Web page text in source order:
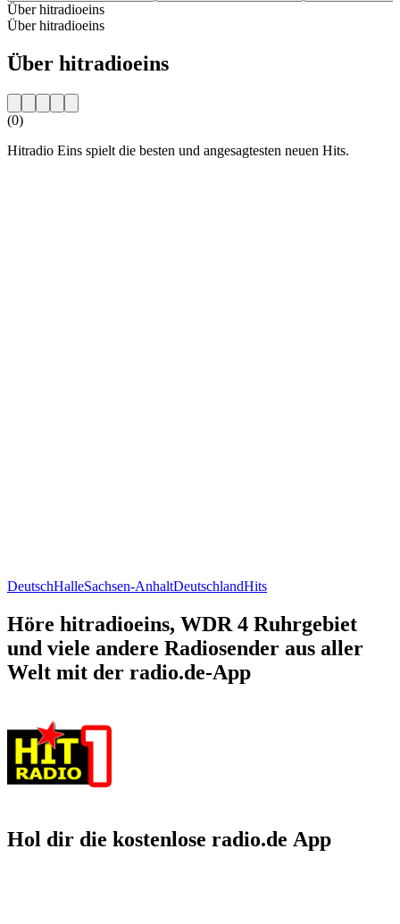
Über hitradioeins
Über hitradioeins
Über hitradioeins
(0)
Hitradio Eins spielt die besten und angesagtesten neuen Hits.
DeutschHalleSachsen-AnhaltDeutschlandHits
Höre hitradioeins, WDR 4 Ruhrgebiet
und viele andere Radiosender aus aller
Welt mit der radio.de-App
Hol dir die kostenlose radio.de App